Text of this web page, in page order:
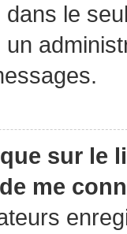
le
un
sur le
me